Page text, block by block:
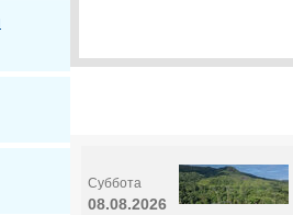
Суббота
08.08.2026